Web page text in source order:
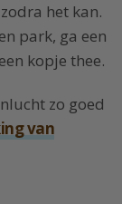
het kan.
park, ga een
kopje thee.
zo goed
van